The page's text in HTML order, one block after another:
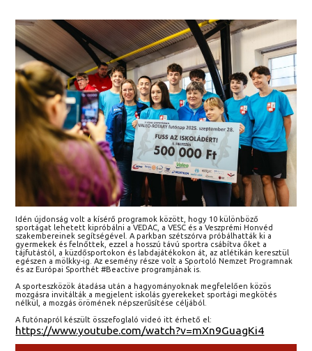
Idén újdonság volt a kísérő programok között, hogy 10 különböző
sportágat lehetett kipróbálni a VEDAC, a VESC és a Veszprémi Honvéd
szakembereinek segítségével. A parkban szétszórva próbálhatták ki a
gyermekek és felnőttek, ezzel a hosszú távú sportra csábítva őket a
tájfutástól, a küzdősportokon és labdajátékokon át, az atlétikán keresztül
egészen a mölkky-ig. Az esemény része volt a Sportoló Nemzet Programnak
és az Európai Sporthét #Beactive programjának is.
A sporteszközök átadása után a hagyományoknak megfelelően közös
mozgásra invitálták a megjelent iskolás gyerekeket sportági megkötés
nélkül, a mozgás örömének népszerűsítése céljából.
A futónapról készült összefoglaló videó itt érhető el:
https://www.youtube.com/watch?v=mXn9GuagKi4